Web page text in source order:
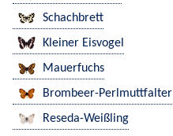
Schachbrett
Kleiner Eisvogel
Mauerfuchs
Brombeer-Perlmuttfalter
Reseda-Weißling